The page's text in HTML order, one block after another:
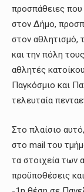
προσπάθειες που
στον Δήμο,
στον αθλητισμό,
και την πόλη
αθλητές
Παγκόσμιο και
τελευταία
Στο πλαίσιο
στο mail του
τα στοιχεία των
προϋποθέσεις